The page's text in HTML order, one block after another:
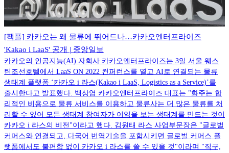
[팩플] 카카오는 왜 물류에 뛰어드나…카카오엔터프라이즈
'Kakao i LaaS' 공개 | 중앙일보
카카오의 인공지능(AI) 자회사 카카오엔터프라이즈는 3일 서울 웨스
틴조선호텔에서 LaaS ON 2022 컨퍼런스를 열고 AI로 연결되는 물류
생태계 플랫폼 ‘카카오 i 라스(Kakao i LaaS, Logistics as a Service)’를
출시한다고 발표했다. 백상엽 카카오엔터프라이즈 대표는 "화주는 합
리적인 비용으로 물류 서비스를 이용하고 물류사는 더 많은 물류를 처
리할 수 있어 모든 생태계 참여자가 이익을 보는 생태계를 만드는 것이
카카오 i 라스의 비전"이라고 했다. 김원태 라스 사업부문장은 "글로벌
커머스와 연결되고, 다국어 번역기술을 포함시키면 글로벌 커머스 플
랫폼에서도 불편함 없이 카카오 i 라스를 쓸 수 있을 것"이라며 "직구,